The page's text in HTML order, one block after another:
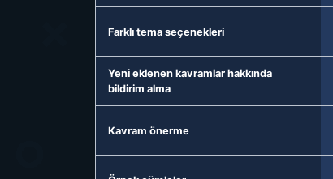
Farklı tema seçenekleri
Yeni eklenen kavramlar hakkında
bildirim alma
Kavram önerme